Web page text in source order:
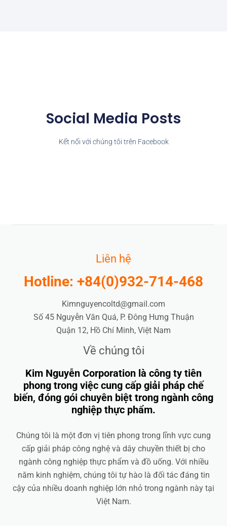
Social Media Posts
Kết nối với chúng tôi trên Facebook
Liên hệ
Hotline: +84(0)932-714-468
Kimnguyencoltd@gmail.com
Số 45 Nguyễn Văn Quá, P. Đông Hưng Thuận
Quận 12, Hồ Chí Minh, Việt Nam
Về chúng tôi
Kim Nguyễn Corporation là công ty tiên
phong trong việc cung cấp giải pháp chế
biến, đóng gói chuyên biệt trong ngành công
nghiệp thực phẩm.
Chúng tôi là một đơn vị tiên phong trong lĩnh vực cung
cấp giải pháp công nghệ và dây chuyền thiết bị cho
ngành công nghiệp thực phẩm và đồ uống. Với nhiều
năm kinh nghiệm, chúng tôi tự hào là đối tác đáng tin
cậy của nhiều doanh nghiệp lớn nhỏ trong ngành này tại
Việt Nam.